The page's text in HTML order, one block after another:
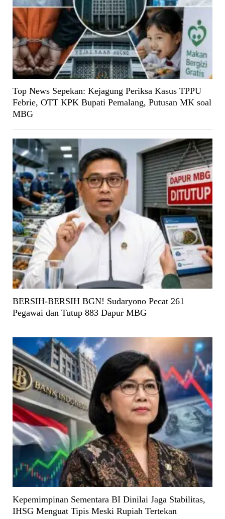
Top News Sepekan: Kejagung Periksa Kasus TPPU
Febrie, OTT KPK Bupati Pemalang, Putusan MK soal
MBG
BERSIH-BERSIH BGN! Sudaryono Pecat 261
Pegawai dan Tutup 883 Dapur MBG
Kepemimpinan Sementara BI Dinilai Jaga Stabilitas,
IHSG Menguat Tipis Meski Rupiah Tertekan